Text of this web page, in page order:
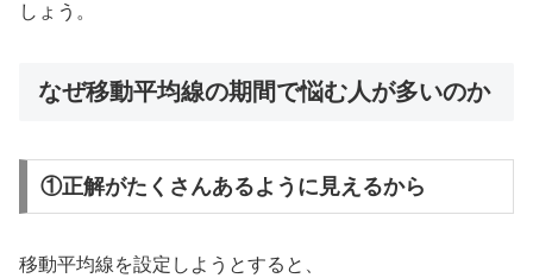
しょう。
なぜ移動平均線の期間で悩む人が多いのか
①正解がたくさんあるように見えるから
移動平均線を設定しようとすると、